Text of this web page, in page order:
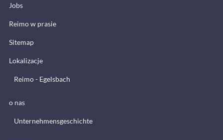
Jobs
Reimo w prasie
Sitemap
Lokalizacje
Reimo - Egelsbach
o nas
Unternehmensgeschichte